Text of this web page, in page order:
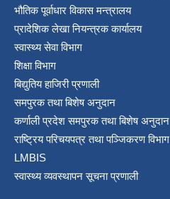
भौतिक पूर्वाधार विकास मन्त्रालय
प्रादेशिक लेखा नियन्त्रक कार्यालय
स्वास्थ्य सेवा विभाग
शिक्षा विभाग
बिद्युतिय हाजिरी प्रणाली
समपुरक तथा बिशेष अनुदान
कर्णाली प्रदेश समपुरक तथा बिशेष अनुदान
राष्ट्रिय परिचयपत्र तथा पञ्जिकरण विभाग
LMBIS
स्वास्थ्य व्यवस्थापन सूचना प्रणाली